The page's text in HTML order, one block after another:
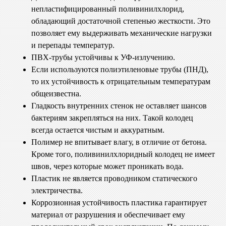
непластифицированный поливинилхлорид,
обладающий достаточной степенью жесткости. Это
позволяет ему выдерживать механические нагрузки
и перепады температур.
ПВХ-трубы устойчивы к УФ-излучению.
Если используются полиэтиленовые трубы (ПНД),
то их устойчивость к отрицательным температурам
общеизвестна.
Гладкость внутренних стенок не оставляет шансов
бактериям закрепляться на них. Такой колодец
всегда остается чистым и аккуратным.
Полимер не впитывает влагу, в отличие от бетона.
Кроме того, поливинилхлоридный колодец не имеет
швов, через которые может проникать вода.
Пластик не является проводником статического
электричества.
Коррозионная устойчивость пластика гарантирует
материал от разрушения и обеспечивает ему